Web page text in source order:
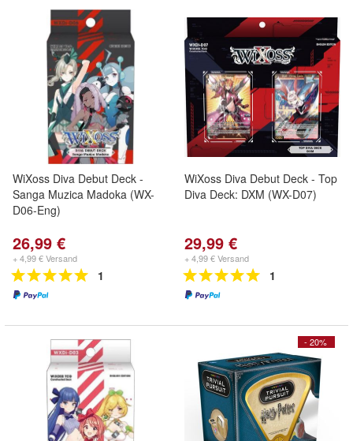
WiXoss Diva Debut Deck -
Sanga Muzica Madoka (WX-
D06-Eng)
26,99 €
+ 4,99 € Versand
1
WiXoss Diva Debut Deck - Top
Diva Deck: DXM (WX-D07)
29,99 €
+ 4,99 € Versand
1
- 20%